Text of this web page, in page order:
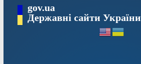
Перейтиgov.ua
Державні сайти України